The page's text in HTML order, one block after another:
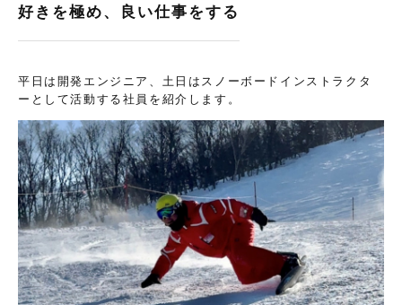
好きを極め、良い仕事をする
平日は開発エンジニア、土日はスノーボードインストラクタ
ーとして活動する社員を紹介します。